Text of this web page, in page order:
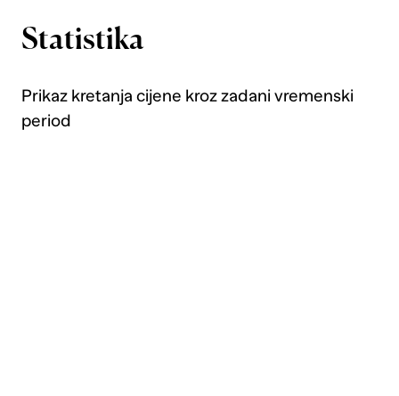
Statistika
Prikaz kretanja cijene kroz zadani vremenski
period